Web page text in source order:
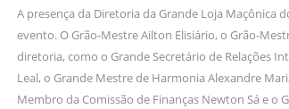
A presença da Diretoria da Grande Loja Maçônica
evento. O Grão-Mestre Ailton Elisiário, o Grão-
diretoria, como o Grande Secretário de Relações
Leal, o Grande Mestre de Harmonia Alexandre
Membro da Comissão de Finanças Newton Sá e o